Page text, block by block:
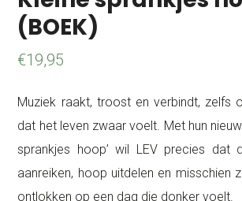
(BOEK)
€19,95
Muziek raakt, troost en verbindt, zelfs
dat het leven zwaar voelt. Met hun
sprankjes hoop’ wil LEV precies dat
aanreiken, hoop uitdelen en misschien
ontlokken op een dag die donker voelt.